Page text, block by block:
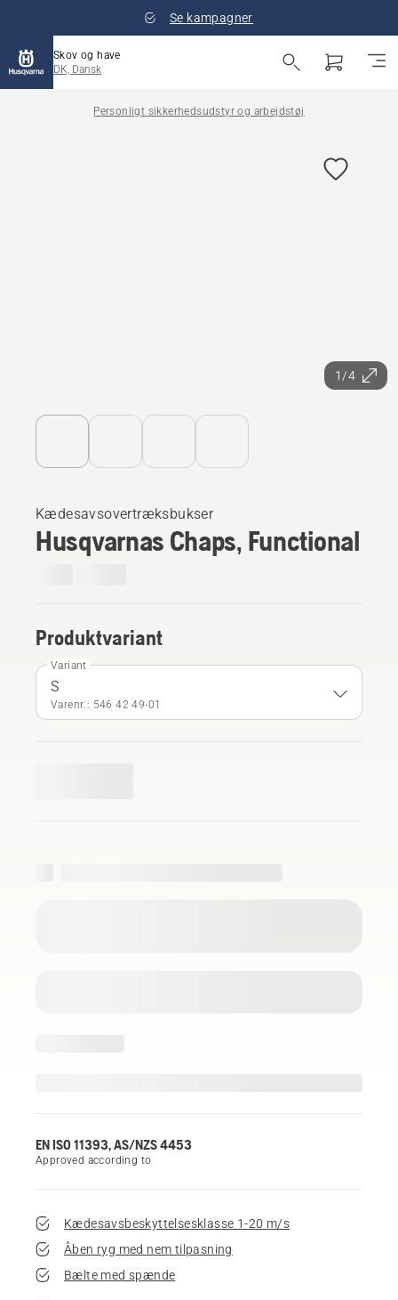
Se kampagner
Skov og have
DK, Dansk
Personligt sikkerhedsudstyr og arbejdstøj
1/4
Kædesavsovertræksbukser
Husqvarnas Chaps, Functional
Produktvariant
Variant
S
Varenr.: 546 42 49‑01
EN ISO 11393, AS/NZS 4453
Approved according to
Kædesavsbeskyttelsesklasse 1-20 m/s
Åben ryg med nem tilpasning
Bælte med spænde